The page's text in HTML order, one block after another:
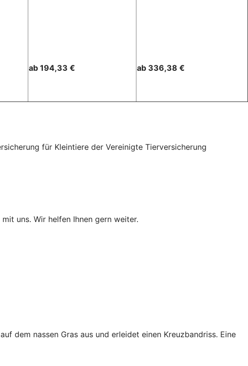
ab 194,33 € ab 336,38 €
für Kleintiere der Vereinigte Tierversicherung
uns. Wir helfen Ihnen gern weiter.
dem nassen Gras aus und erleidet einen Kreuzbandriss. Eine